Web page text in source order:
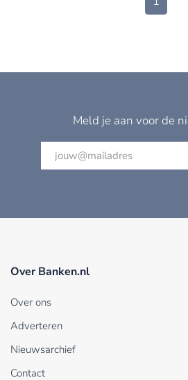
Meld je aan voor de
Over Banken.nl
Over ons
Adverteren
Nieuwsarchief
Contact